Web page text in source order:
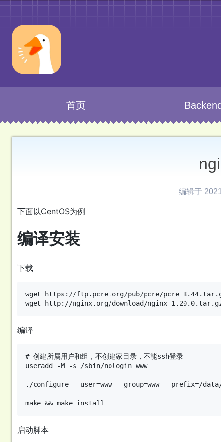
首页
编辑于
下面以CentOS为例
编译安装
下载
wget https://ftp.pcre.org/pub/pcre/pcre-
编译
# 创建所属用户和组，不创建家目录，不能ssh登录
useradd -M -s /sbin/nologin www
./configure --user=www --group=www --prefix=/
启动脚本